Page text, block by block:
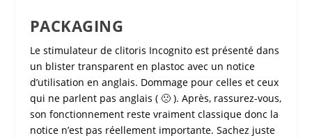
PACKAGING
Le stimulateur de clitoris Incognitoest présenté dans
un blister transparent en plastoc avec un notice
d’utilisation en anglais. Dommage pour celles et ceux
qui ne parlent pas anglais ( 🙁 ). Après, rassurez-vous,
son fonctionnement reste vraiment classique donc la
notice n’est pas réellement importante. Sachez juste